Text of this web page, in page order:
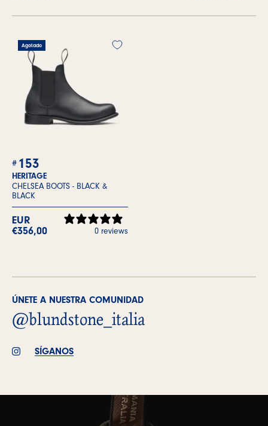
Agotado
HERITAGE
CHELSEA BOOTS - BLACK &
BLACK
153
EUR
€356,00
0 reviews
ÚNETE A NUESTRA COMUNIDAD
@blundstone_italia
SÍGANOS